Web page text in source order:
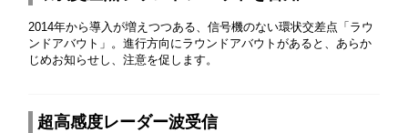
2014年から導入が増えつつある、信号機のない環状交差点「ラウ
ンドアバウト」。進行方向にラウンドアバウトがあると、あらか
じめお知らせし、注意を促します。
超高感度レーダー波受信